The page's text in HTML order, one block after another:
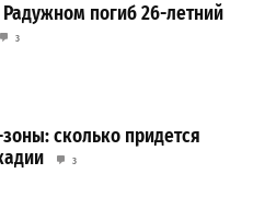
погиб 26-летний
3
сколько придется
3